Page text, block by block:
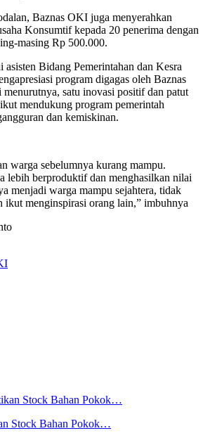
Baznas OKI juga menyerahkan
Konsumtif kepada 20 penerima dengan
masing Rp 500.000.
Bidang Pemerintahan dan Kesra
program digagas oleh Baznas
satu inovasi positif dan patut
mendukung program pemerintah
dan kemiskinan.
warga sebelumnya kurang mampu.
lebih berproduktif dan menghasilkan nilai
menjadi warga mampu sejahtera, tidak
ikut menginspirasi orang lain,” imbuhnya
Stock Bahan Pokok…